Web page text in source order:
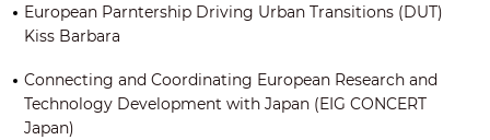
European Parntership Driving Urban Transitions (DUT)
Kiss Barbara
Connecting and Coordinating European Research and
Technology Development with Japan (EIG CONCERT
Japan)